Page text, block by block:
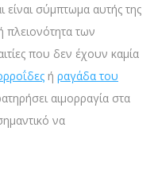
είναι σύμπτωμα αυτής της
πλειονότητα των
που δεν έχουν καμία
ή ραγάδα του
αιμορραγία στα
να